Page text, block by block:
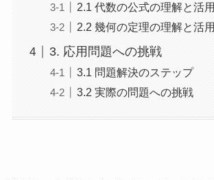
2.1 代数の公式の理解と活用
2.2 幾何の定理の理解と活用
3. 応用問題への挑戦
3.1 問題解決のステップ
3.2 実際の問題への挑戦